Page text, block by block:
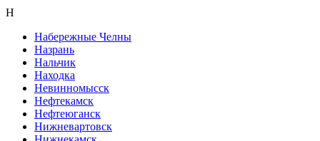
Н
Набережные Челны
Назрань
Нальчик
Находка
Невинномысск
Нефтекамск
Нефтеюганск
Нижневартовск